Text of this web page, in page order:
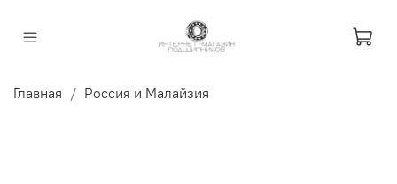
Главная Россия и Малайзия